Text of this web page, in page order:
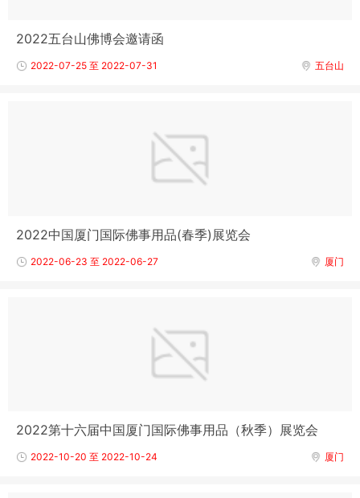
2022五台山佛博会邀请函
五台山
2022-07-25 至 2022-07-31
2022中国厦门国际佛事用品(春季)展览会
厦门
2022-06-23 至 2022-06-27
2022第十六届中国厦门国际佛事用品（秋季）展览会
厦门
2022-10-20 至 2022-10-24